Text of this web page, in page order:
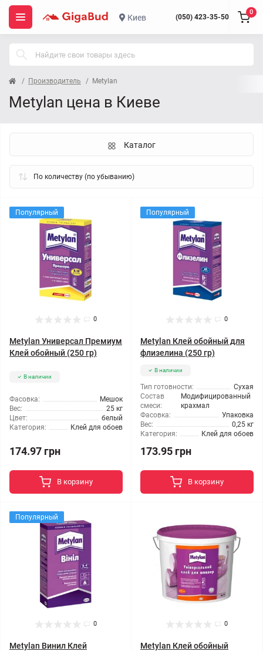
Киев (050) 423-35-50
0
Производитель Metylan
Metylan цена в Киеве
Каталог
Популярный
0
Metylan Универсал Премиум
Клей обойный (250 гр)
В наличии
Фасовка:
Мешок
Вес:
25 кг
Цвет:
белый
Категория:
Клей для обоев
174.97 грн
В корзину
Популярный
0
Metylan Клей обойный для
флизелина (250 гр)
В наличии
Тип готовности:
Сухая
Состав
смеси:
Модифицированный
крахмал
Фасовка:
Упаковка
Вес:
0,25 кг
Категория:
Клей для обоев
173.95 грн
В корзину
Популярный
0
Metylan Винил Клей
0
Metylan Клей обойный